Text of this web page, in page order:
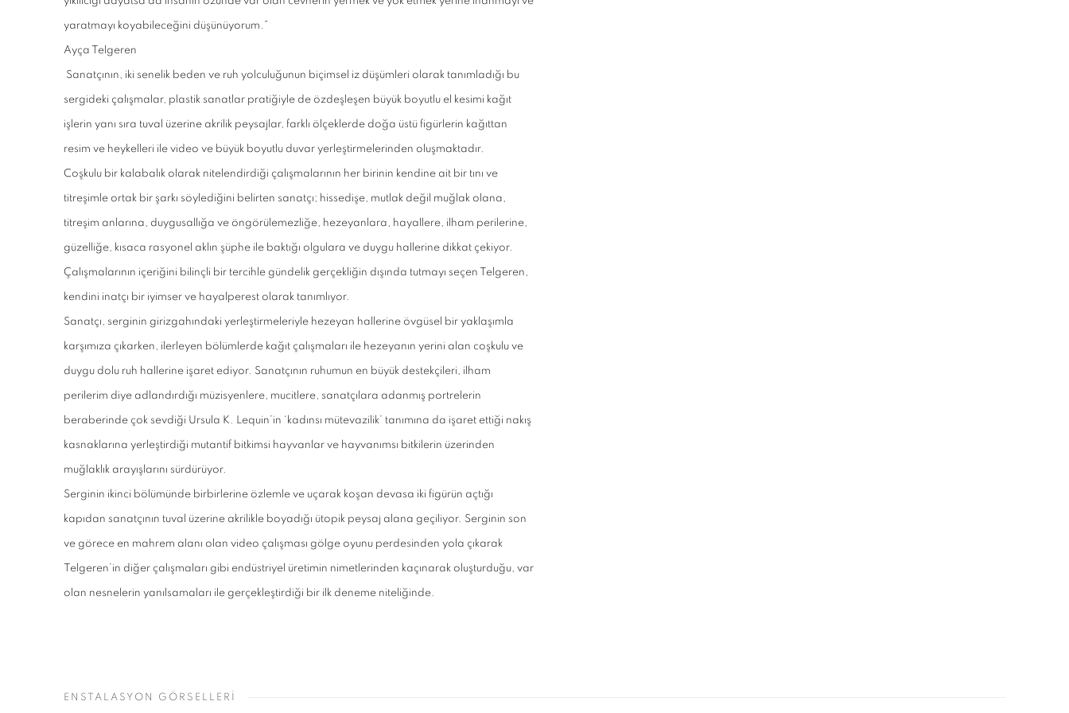
yaratmayı koyabileceğini düşünüyorum.”
Ayça Telgeren
Sanatçının, iki senelik beden ve ruh yolculuğunun biçimsel iz düşümleri olarak tanımladığı bu
sergideki çalışmalar, plastik sanatlar pratiğiyle de özdeşleşen büyük boyutlu el kesimi kağıt
işlerin yanı sıra tuval üzerine akrilik peysajlar, farklı ölçeklerde doğa üstü figürlerin kağıttan
resim ve heykelleri ile video ve büyük boyutlu duvar yerleştirmelerinden oluşmaktadır.
Coşkulu bir kalabalık olarak nitelendirdiği çalışmalarının her birinin kendine ait bir tını ve
titreşimle ortak bir şarkı söylediğini belirten sanatçı; hissedişe, mutlak değil muğlak olana,
titreşim anlarına, duygusallığa ve öngörülemezliğe, hezeyanlara, hayallere, ilham perilerine,
güzelliğe, kısaca rasyonel aklın şüphe ile baktığı olgulara ve duygu hallerine dikkat çekiyor.
Çalışmalarının içeriğini bilinçli bir tercihle gündelik gerçekliğin dışında tutmayı seçen Telgeren,
kendini inatçı bir iyimser ve hayalperest olarak tanımlıyor.
Sanatçı, serginin girizgahındaki yerleştirmeleriyle hezeyan hallerine övgüsel bir yaklaşımla
karşımıza çıkarken, ilerleyen bölümlerde kağıt çalışmaları ile hezeyanın yerini alan coşkulu ve
duygu dolu ruh hallerine işaret ediyor. Sanatçının ruhumun en büyük destekçileri, ilham
perilerim diye adlandırdığı müzisyenlere, mucitlere, sanatçılara adanmış portrelerin
beraberinde çok sevdiği Ursula K. Lequin’in ‘kadınsı mütevazilik’ tanımına da işaret ettiği nakış
kasnaklarına yerleştirdiği mutantif bitkimsi hayvanlar ve hayvanımsı bitkilerin üzerinden
muğlaklık arayışlarını sürdürüyor.
Serginin ikinci bölümünde birbirlerine özlemle ve uçarak koşan devasa iki figürün açtığı
kapıdan sanatçının tuval üzerine akrilikle boyadığı ütopik peysaj alana geçiliyor. Serginin son
ve görece en mahrem alanı olan video çalışması gölge oyunu perdesinden yola çıkarak
Telgeren’in diğer çalışmaları gibi endüstriyel üretimin nimetlerinden kaçınarak oluşturduğu, var
olan nesnelerin yanılsamaları ile gerçekleştirdiği bir ilk deneme niteliğinde.
ENSTALASYON GÖRSELLERİ